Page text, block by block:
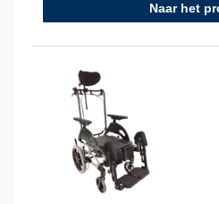
Naar het